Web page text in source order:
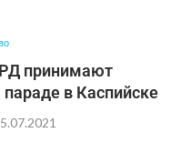
принимают
в Каспийске